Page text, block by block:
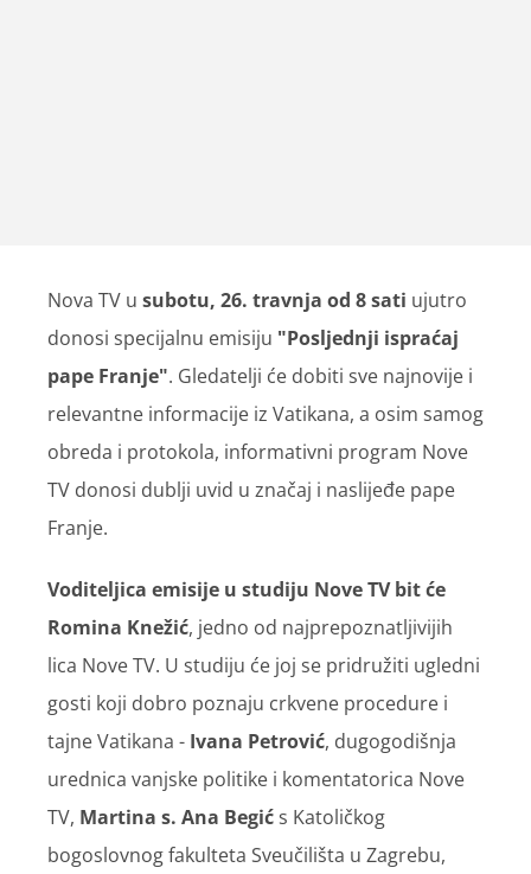
Nova TV u subotu, 26. travnja od 8 sati ujutro
donosi specijalnu emisiju "Posljednji ispraćaj
pape Franje". Gledatelji će dobiti sve najnovije i
relevantne informacije iz Vatikana, a osim samog
obreda i protokola, informativni program Nove
TV donosi dublji uvid u značaj i naslijeđe pape
Franje.
Voditeljica emisije u studiju Nove TV bit će
Romina Knežić, jedno od najprepoznatljivijih
lica Nove TV. U studiju će joj se pridružiti ugledni
gosti koji dobro poznaju crkvene procedure i
tajne Vatikana - Ivana Petrović, dugogodišnja
urednica vanjske politike i komentatorica Nove
TV, Martina s. Ana Begićs Katoličkog
bogoslovnog fakulteta Sveučilišta u Zagrebu,